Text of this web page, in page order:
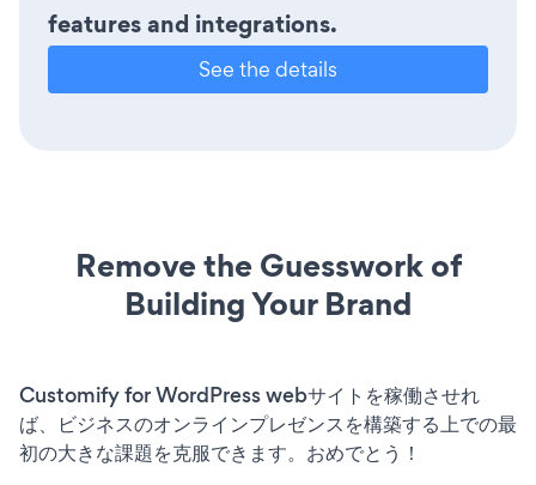
features and integrations.
See the details
Remove the Guesswork of
Building Your Brand
Customify for WordPress webサイトを稼働させれ
ば、ビジネスのオンラインプレゼンスを構築する上での最
初の大きな課題を克服できます。おめでとう！